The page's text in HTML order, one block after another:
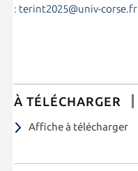
: terint2025@univ-corse.fr
À TÉLÉCHARGER
Affiche à télécharger